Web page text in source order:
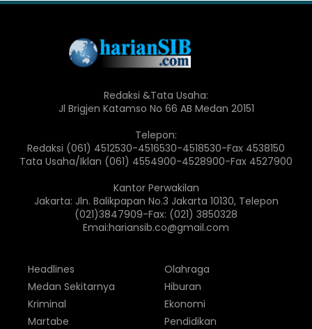
Redaksi &Tata Usaha:
Jl Brigjen Katamso No 66 AB Medan 20151
Telepon:
Redaksi (061) 4512530-4516530-4518530-Fax 4538150
Tata Usaha/Iklan (061) 4554900-4528900-Fax 4527900
Kantor Perwakilan
Jakarta: Jln. Balikpapan No.3 Jakarta 10130, Telepon
(021)3847909-Fax: (021) 3850328
Emai:hariansib.co@gmail.com
Headlines
Medan Sekitarnya
Kriminal
Martabe
Olahraga
Hiburan
Ekonomi
Pendidikan